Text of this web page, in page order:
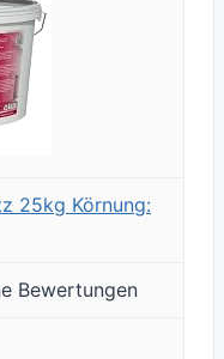
25kg Körnung:
Bewertungen